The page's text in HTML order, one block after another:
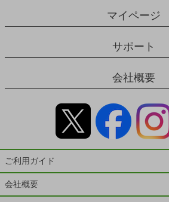
マイページ
サポート
会社概要
ご利用ガイド
会社概要